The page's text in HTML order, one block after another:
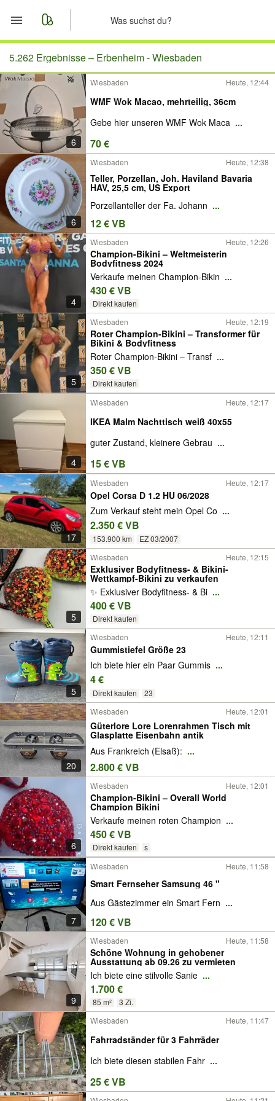
Start
Merkliste
Nachrichten
Anzeige aufgeben
5.262 Ergebnisse – Erbenheim - Wiesbaden
6
Wiesbaden Heute, 12:44
WMF Wok Macao, mehrteilig, 36cm
Gebe hier unseren WMF Wok Maca ...
70 €
6
Wiesbaden Heute, 12:38
Teller, Porzellan, Joh. Haviland Bavaria
HAV, 25,5 cm, US Export
Porzellanteller der Fa. Johann ...
12 € VB
4
Wiesbaden Heute, 12:26
Champion-Bikini – Weltmeisterin
Bodyfitness 2024
Verkaufe meinen Champion-Bikin ...
430 € VB
Direkt kaufen
5
Wiesbaden Heute, 12:19
Roter Champion-Bikini – Transformer für
Bikini & Bodyfitness
Roter Champion-Bikini – Transf ...
350 € VB
Direkt kaufen
4
Wiesbaden Heute, 12:17
IKEA Malm Nachttisch weiß 40x55
guter Zustand, kleinere Gebrau ...
15 € VB
17
Wiesbaden Heute, 12:17
Opel Corsa D 1.2 HU 06/2028
Zum Verkauf steht mein Opel Co ...
2.350 € VB
153.900 km EZ 03/2007
5
Wiesbaden Heute, 12:15
Exklusiver Bodyfitness- & Bikini-
Wettkampf-Bikini zu verkaufen
✨ Exklusiver Bodyfitness- & Bi ...
400 € VB
Direkt kaufen
5
Wiesbaden Heute, 12:11
Gummistiefel Größe 23
Ich biete hier ein Paar Gummis ...
4 €
Direkt kaufen 23
20
Wiesbaden Heute, 12:01
Güterlore Lore Lorenrahmen Tisch mit
Glasplatte Eisenbahn antik
Aus Frankreich (Elsaß): ...
2.800 € VB
6
Wiesbaden Heute, 12:01
Champion-Bikini – Overall World
Champion Bikini
Verkaufe meinen roten Champion ...
450 € VB
Direkt kaufen s
7
Wiesbaden Heute, 11:58
Smart Fernseher Samsung 46 "
Aus Gästezimmer ein Smart Fern ...
120 € VB
9
Wiesbaden Heute, 11:58
Schöne Wohnung in gehobener
Ausstattung ab 09.26 zu vermieten
Ich biete eine stilvolle Sanie ...
1.700 €
85 m²
3 Zi.
Wiesbaden
Heute, 11:47
Fahrradständer für 3 Fahrräder
Ich biete diesen stabilen Fahr ...
25 € VB